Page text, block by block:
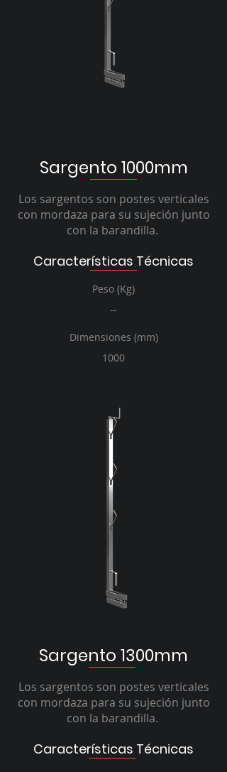
Sargento 1000mm
Los sargentos son postes verticales
con mordaza para su sujeción junto
con la barandilla.
Características Técnicas
Peso (Kg)
--
Dimensiones (mm)
1000
Sargento 1300mm
Los sargentos son postes verticales
con mordaza para su sujeción junto
con la barandilla.
Características Técnicas